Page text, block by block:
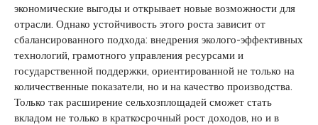
экономические выгоды и открывает новые возможности для
отрасли. Однако устойчивость этого роста зависит от
сбалансированного подхода: внедрения эколого-эффективных
технологий, грамотного управления ресурсами и
государственной поддержки, ориентированной не только на
количественные показатели, но и на качество производства.
Только так расширение сельхозплощадей сможет стать
вкладом не только в краткосрочный рост доходов, но и в